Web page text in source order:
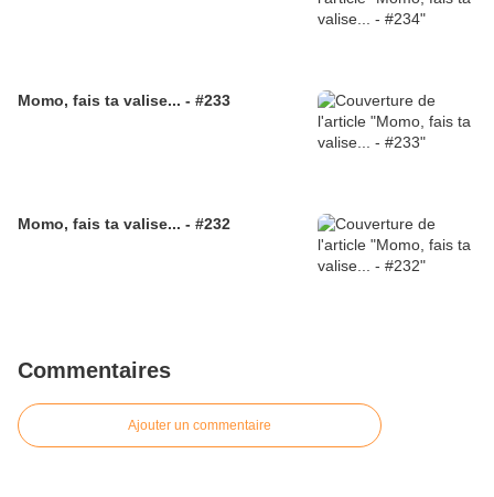
Momo, fais ta valise... - #233
Momo, fais ta valise... - #232
Commentaires
Ajouter un commentaire